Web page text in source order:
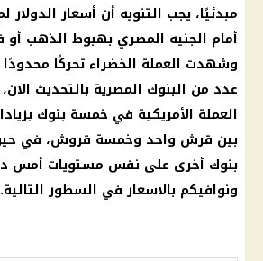
مبدئيًا، يجب التنويه أن أسعار الدولار
أمام الجنيه المصري بهبوط الذهب أو
وشهدت العملة الخضراء تحركًا محدودًا
عدد من البنوك المصرية بالتحديث
العملة الأمريكية في خمسة بنوك
بين قرش واحد وخمسة قروش، في
بنوك أخرى على نفس مستويات أمس
ونوافيكم بالاسعار في السطور التالية.